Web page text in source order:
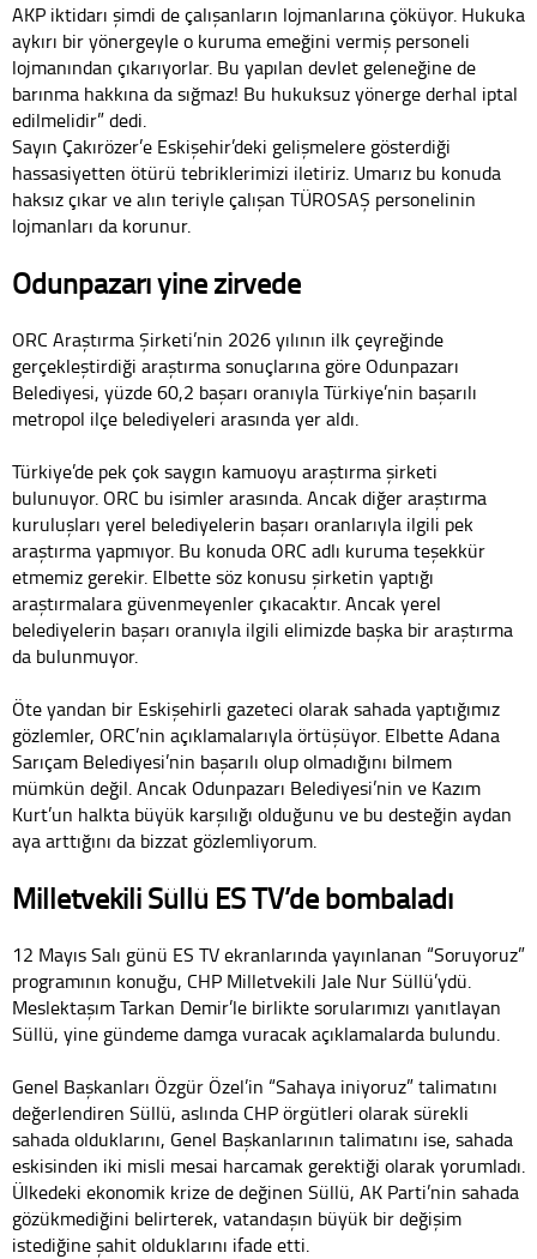
AKP iktidarı şimdi de çalışanların lojmanlarına çöküyor. Hukuka
aykırı bir yönergeyle o kuruma emeğini vermiş personeli
lojmanından çıkarıyorlar. Bu yapılan devlet geleneğine de
barınma hakkına da sığmaz! Bu hukuksuz yönerge derhal iptal
edilmelidir” dedi.
Sayın Çakırözer’e Eskişehir’deki gelişmelere gösterdiği
hassasiyetten ötürü tebriklerimizi iletiriz. Umarız bu konuda
haksız çıkar ve alın teriyle çalışan TÜROSAŞ personelinin
lojmanları da korunur.
Odunpazarı yine zirvede
ORC Araştırma Şirketi’nin 2026 yılının ilk çeyreğinde
gerçekleştirdiği araştırma sonuçlarına göre Odunpazarı
Belediyesi, yüzde 60,2 başarı oranıyla Türkiye’nin başarılı
metropol ilçe belediyeleri arasında yer aldı.
Türkiye’de pek çok saygın kamuoyu araştırma şirketi
bulunuyor. ORC bu isimler arasında. Ancak diğer araştırma
kuruluşları yerel belediyelerin başarı oranlarıyla ilgili pek
araştırma yapmıyor. Bu konuda ORC adlı kuruma teşekkür
etmemiz gerekir. Elbette söz konusu şirketin yaptığı
araştırmalara güvenmeyenler çıkacaktır. Ancak yerel
belediyelerin başarı oranıyla ilgili elimizde başka bir araştırma
da bulunmuyor.
Öte yandan bir Eskişehirli gazeteci olarak sahada yaptığımız
gözlemler, ORC’nin açıklamalarıyla örtüşüyor. Elbette Adana
Sarıçam Belediyesi’nin başarılı olup olmadığını bilmem
mümkün değil. Ancak Odunpazarı Belediyesi’nin ve Kazım
Kurt’un halkta büyük karşılığı olduğunu ve bu desteğin aydan
aya arttığını da bizzat gözlemliyorum.
Milletvekili Süllü ES TV’de bombaladı
12 Mayıs Salı günü ES TV ekranlarında yayınlanan “Soruyoruz”
programının konuğu, CHP Milletvekili Jale Nur Süllü’ydü.
Meslektaşım Tarkan Demir’le birlikte sorularımızı yanıtlayan
Süllü, yine gündeme damga vuracak açıklamalarda bulundu.
Genel Başkanları Özgür Özel’in “Sahaya iniyoruz” talimatını
değerlendiren Süllü, aslında CHP örgütleri olarak sürekli
sahada olduklarını, Genel Başkanlarının talimatını ise, sahada
eskisinden iki misli mesai harcamak gerektiği olarak yorumladı.
Ülkedeki ekonomik krize de değinen Süllü, AK Parti’nin sahada
gözükmediğini belirterek, vatandaşın büyük bir değişim
istediğine şahit olduklarını ifade etti.